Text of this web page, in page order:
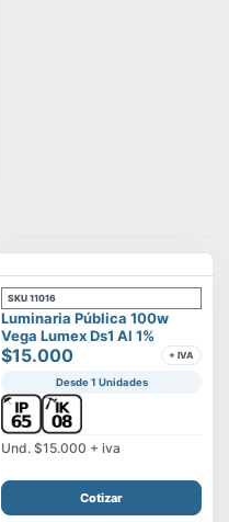
SKU 11016
Luminaria Pública 100w
Vega Lumex Ds1 Al 1%
$15.000 + IVA
Desde 1 Unidades
Und. $15.000 + iva
Cotizar